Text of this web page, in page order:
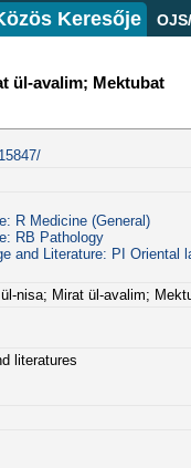
Keresője
ül-avalim; Mektubat
R Medicine (General)
RB Pathology
and Literature: PI Oriental
nisa; Mirat ül-avalim;
literatures